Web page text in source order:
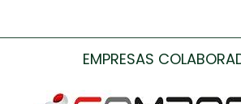
EMPRESAS